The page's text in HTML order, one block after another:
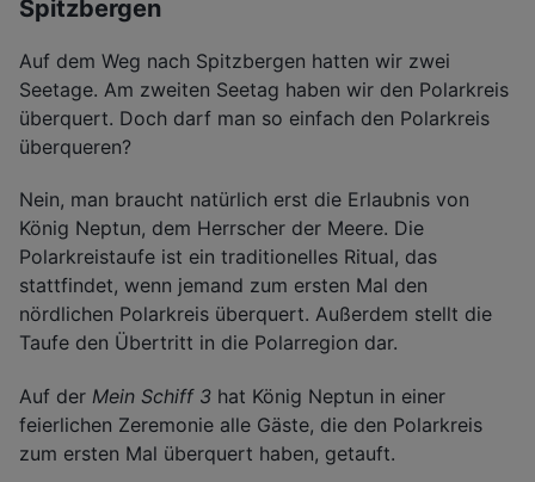
Spitzbergen
Auf dem Weg nach Spitzbergen hatten wir zwei
Seetage. Am zweiten Seetag haben wir den Polarkreis
überquert. Doch darf man so einfach den Polarkreis
überqueren?
Nein, man braucht natürlich erst die Erlaubnis von
König Neptun, dem Herrscher der Meere. Die
Polarkreistaufe ist ein traditionelles Ritual, das
stattfindet, wenn jemand zum ersten Mal den
nördlichen Polarkreis überquert. Außerdem stellt die
Taufe den Übertritt in die Polarregion dar.
Auf der Mein Schiff 3 hat König Neptun in einer
feierlichen Zeremonie alle Gäste, die den Polarkreis
zum ersten Mal überquert haben, getauft.